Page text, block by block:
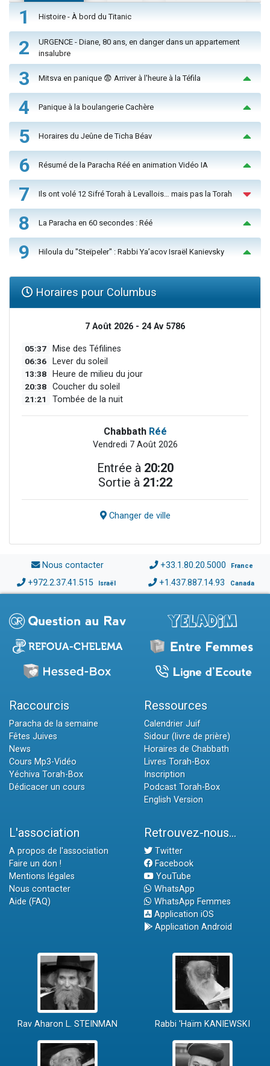
1 Histoire - À bord du Titanic
2
URGENCE - Diane, 80 ans, en danger dans un appartement
insalubre
3 Mitsva en panique 😨 Arriver à l'heure à la Téfila
4 Panique à la boulangerie Cachère
5 Horaires du Jeûne de Ticha Béav
6 Résumé de la Paracha Réé en animation Vidéo IA
7 Ils ont volé 12 Sifré Torah à Levallois… mais pas la Torah
8 La Paracha en 60 secondes : Réé
9 Hiloula du "Steïpeler" : Rabbi Ya’acov Israël Kanievsky
Horaires pour Columbus
7 Août 2026 - 24 Av 5786
05:37 Mise des Téfilines
06:36 Lever du soleil
13:38 Heure de milieu du jour
20:38 Coucher du soleil
21:21 Tombée de la nuit
Chabbath Réé
Vendredi 7 Août 2026
Entrée à 20:20
Sortie à 21:22
Changer de ville
Nous contacter +33.1.80.20.5000 France
+972.2.37.41.515 Israël +1.437.887.14.93 Canada
Raccourcis
Paracha de la semaine
Fêtes Juives
News
Cours Mp3-Vidéo
Yéchiva Torah-Box
Dédicacer un cours
Ressources
Calendrier Juif
Sidour (livre de prière)
Horaires de Chabbath
Livres Torah-Box
Inscription
Podcast Torah-Box
English Version
L'association
A propos de l'association
Faire un don !
Mentions légales
Nous contacter
Aide (FAQ)
Retrouvez-nous...
Twitter
Facebook
YouTube
WhatsApp
WhatsApp Femmes
Application iOS
Application Android
Rav Aharon L. STEINMAN Rabbi 'Haïm KANIEWSKI